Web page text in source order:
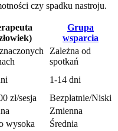
czy spadku nastroju.
Grupa
wsparcia
Zależna od
spotkań
1-14 dni
zł/sesja
Bezpłatnie/Niski
Zmienna
wysoka
Średnia